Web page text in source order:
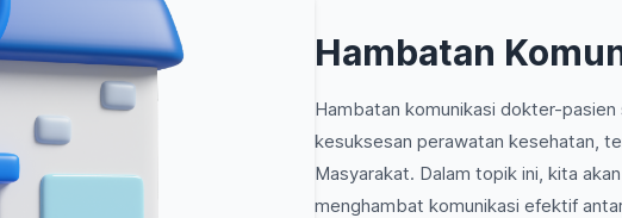
Hambatan
Hambatan komunikasi dokter-
kesuksesan perawatan kesehatan,
Masyarakat. Dalam topik ini, kita
menghambat komunikasi efektif